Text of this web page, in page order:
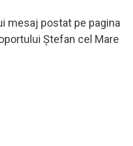
mesaj postat pe pagina
Ștefan cel Mare